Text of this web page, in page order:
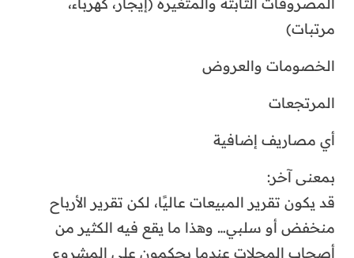
مرتبات)
الخصومات والعروض
المرتجعات
أي مصاريف إضافية
بمعنى آخر:
قد يكون تقرير المبيعات عاليًا، لكن تقرير الأرباح
منخفض أو سلبي… وهذا ما يقع فيه الكثير من
أصحاب المحلات عندما يحكمون على المشروع